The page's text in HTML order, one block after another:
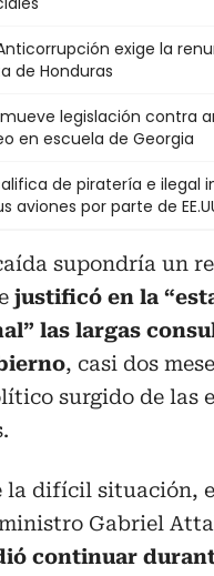
exige la
de Honduras
legislación contra
en escuela de Georgia
de piratería e ilegal
aviones por parte de
supondría un
justificó en la
las largas
, casi dos
surgido de las
la difícil situación,
Gabriel
continuar